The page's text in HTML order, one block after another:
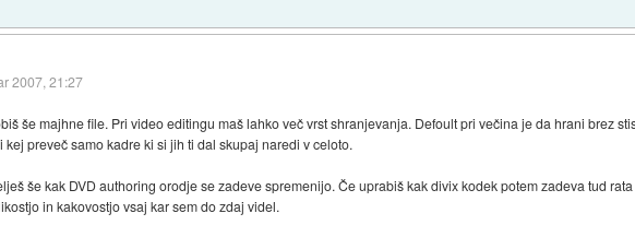
2007, 21:27
še majhne file. Pri video editingu maš lahko več vrst shranjevanja. Defoult pri večina je da hrani brez
kej preveč samo kadre ki si jih ti dal skupaj naredi v celoto.
še kak DVD authoring orodje se zadeve spremenijo. Če uprabiš kak divix kodek potem zadeva tud
in kakovostjo vsaj kar sem do zdaj videl.